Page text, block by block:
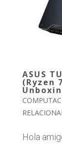
ASUS
(Ryzen
Hola